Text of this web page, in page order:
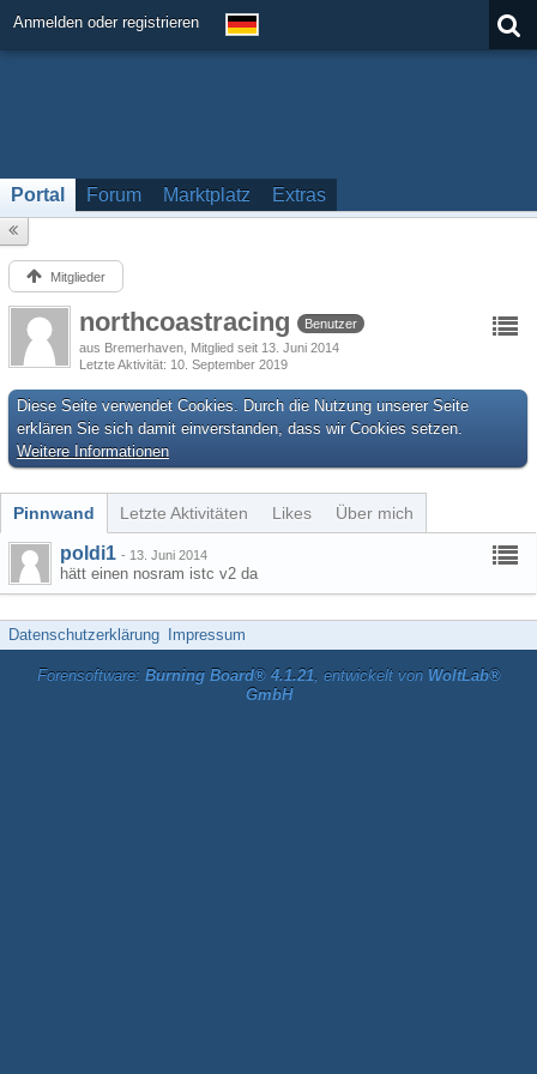
Anmelden oder registrieren
Portal Forum Marktplatz Extras
Mitglieder
northcoastracing
Benutzer
aus Bremerhaven Mitglied seit 13. Juni 2014
Letzte Aktivität 10. September 2019
Diese Seite verwendet Cookies. Durch die Nutzung unserer Seite
erklären Sie sich damit einverstanden, dass wir Cookies setzen.
Weitere Informationen
Pinnwand Letzte Aktivitäten Likes Über mich
poldi1 - 13. Juni 2014
hätt einen nosram istc v2 da
Datenschutzerklärung Impressum
Forensoftware: Burning Board® 4.1.21, entwickelt von WoltLab®
GmbH